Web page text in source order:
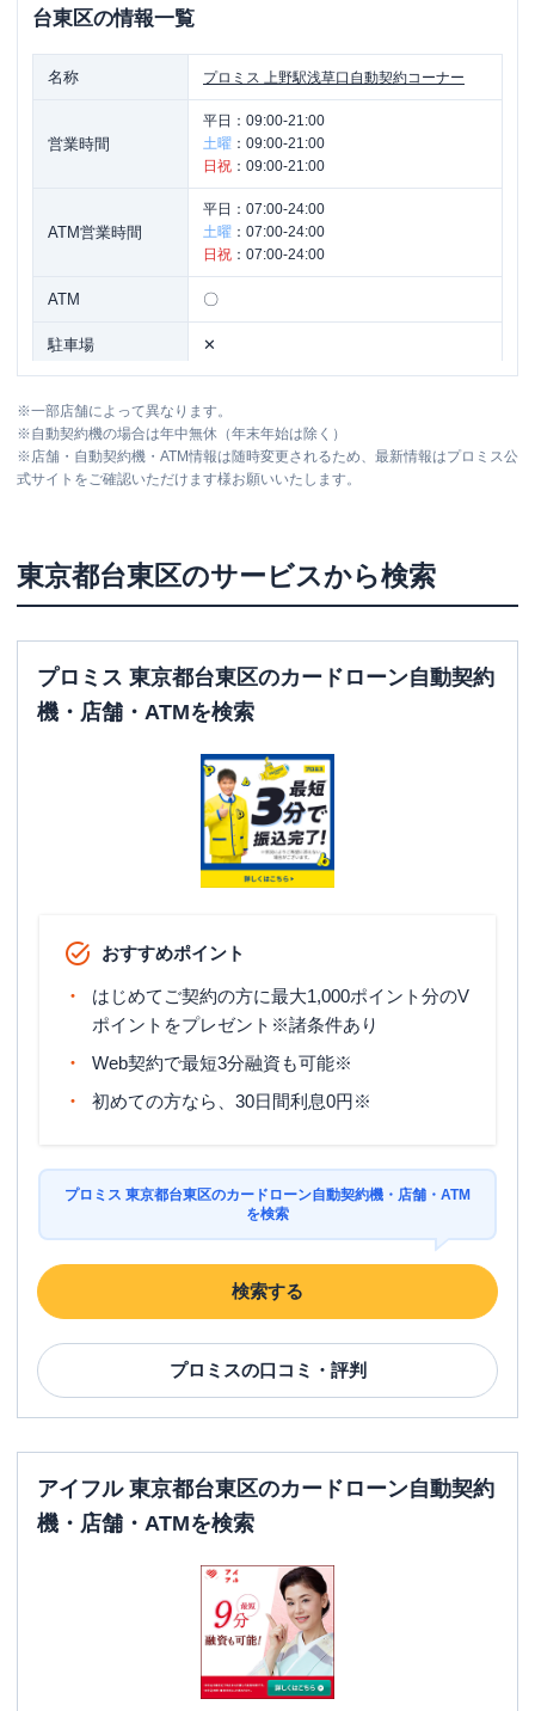
台東区の情報一覧
名称 プロミス 上野駅浅草口自動契約コーナー
営業時間
平日： 09:00-21:00
土曜 ： 09:00-21:00
日祝 ： 09:00-21:00
ATM営業時間
平日： 07:00-24:00
土曜 ： 07:00-24:00
日祝 ： 07:00-24:00
ATM 〇
駐車場 ✕
※一部店舗によって異なります。
※自動契約機の場合は年中無休（年末年始は除く）
※店舗・自動契約機・ATM情報は随時変更されるため、最新情報はプロミス公
式サイトをご確認いただけます様お願いいたします。
東京都台東区のサービスから検索
プロミス 東京都台東区のカードローン自動契約
機・店舗・ATMを検索
おすすめポイント
はじめてご契約の方に最大1,000ポイント分のV
ポイントをプレゼント※諸条件あり
Web契約で最短3分融資も可能※
初めての方なら、30日間利息0円※
プロミス 東京都台東区のカードローン自動契約機・店舗・ATM
を検索
検索する
プロミスの口コミ・評判
アイフル 東京都台東区のカードローン自動契約
機・店舗・ATMを検索